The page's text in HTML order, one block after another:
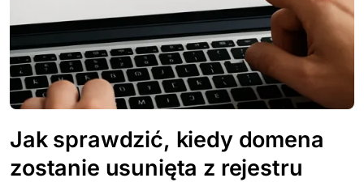
Jak sprawdzić, kiedy domena
zostanie usunięta z rejestru